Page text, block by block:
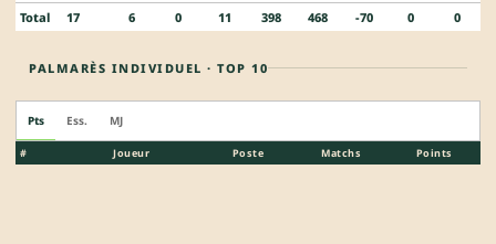
Total
17 6 0 11 398 468 -70 0 0
PALMARÈS INDIVIDUEL · TOP 10
Pts Ess. MJ
# Joueur Poste Matchs Points